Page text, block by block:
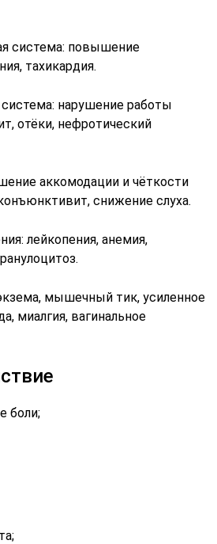
система: повышение
тахикардия.
нарушение работы
отёки, нефротический
аккомодации и чёткости
снижение слуха.
лейкопения, анемия,
мышечный тик, усиленное
миалгия, вагинальное
боли;